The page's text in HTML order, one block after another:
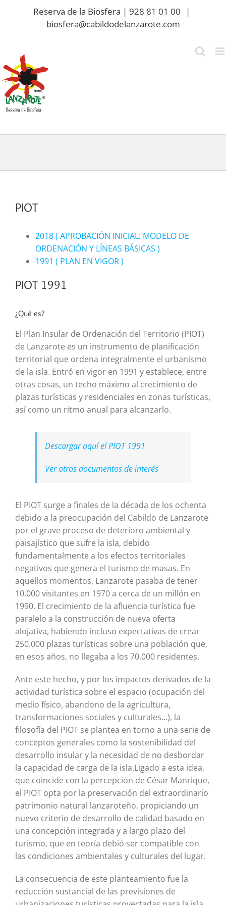
Reserva de la Biosfera | 928 81 01 00
|
biosfera@cabildodelanzarote.com
PIOT
2018 ( APROBACIÓN INICIAL: MODELO DE
ORDENACIÓN Y LÍNEAS BÁSICAS )
1991 ( PLAN EN VIGOR )
PIOT 1991
¿Qué es?
El Plan Insular de Ordenación del Territorio (PIOT)
de Lanzarote es un instrumento de planificación
territorial que ordena integralmente el urbanismo
de la isla. Entró en vigor en 1991 y establece, entre
otras cosas, un techo máximo al crecimiento de
plazas turísticas y residenciales en zonas turísticas,
así como un ritmo anual para alcanzarlo.
Descargar aquí el PIOT 1991
Ver otros documentos de interés
El PIOT surge a finales de la década de los ochenta
debido a la preocupación del Cabildo de Lanzarote
por el grave proceso de deterioro ambiental y
paisajístico que sufre la isla, debido
fundamentalmente a los efectos territoriales
negativos que genera el turismo de masas. En
aquellos momentos, Lanzarote pasaba de tener
10.000 visitantes en 1970 a cerca de un millón en
1990. El crecimiento de la afluencia turística fue
paralelo a la construcción de nueva oferta
alojativa, habiendo incluso expectativas de crear
250.000 plazas turísticas sobre una población que,
en esos años, no llegaba a los 70.000 residentes.
Ante este hecho, y por los impactos derivados de la
actividad turística sobre el espacio (ocupación del
medio físico, abandono de la agricultura,
transformaciones sociales y culturales…), la
filosofía del PIOT se plantea en torno a una serie de
conceptos generales como la sostenibilidad del
desarrollo insular y la necesidad de no desbordar
la capacidad de carga de la isla.Ligado a esta idea,
que coincide con la percepción de César Manrique,
el PIOT opta por la preservación del extraordinario
patrimonio natural lanzaroteño, propiciando un
nuevo criterio de desarrollo de calidad basado en
una concepción integrada y a largo plazo del
turismo, que en teoría debió ser compatible con
las condiciones ambientales y culturales del lugar.
La consecuencia de este planteamiento fue la
reducción sustancial de las previsiones de